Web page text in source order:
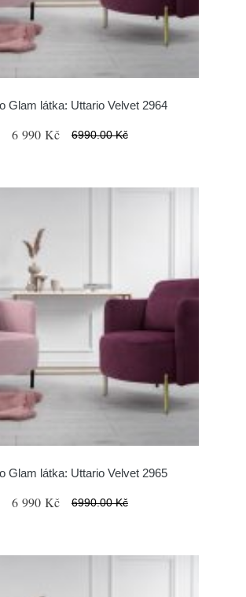
Glam látka: Uttario Velvet 2964
6 990 Kč 6990.00 Kč
Glam látka: Uttario Velvet 2965
6 990 Kč 6990.00 Kč